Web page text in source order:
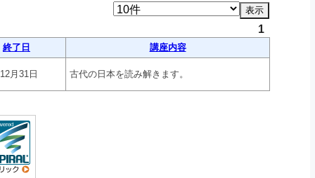
1
終了日 講座内容
月31日 古代の日本を読み解きます。